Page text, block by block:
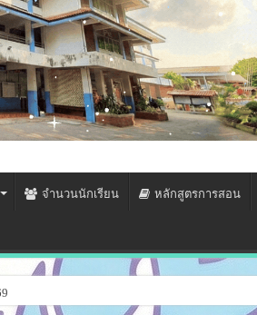
จำนวนนักเรียน หลักสูตรการสอน